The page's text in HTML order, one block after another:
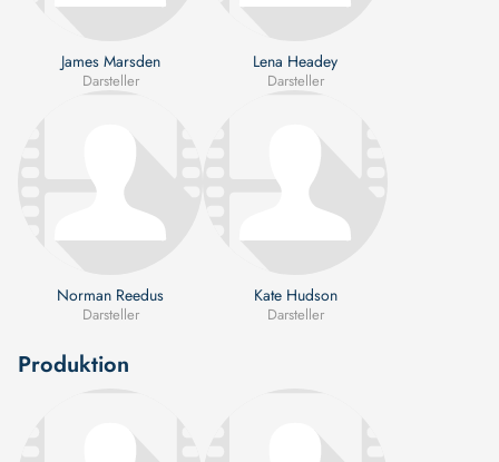
James Marsden
Darsteller
Lena Headey
Darsteller
Norman Reedus
Darsteller
Kate Hudson
Darsteller
Produktion